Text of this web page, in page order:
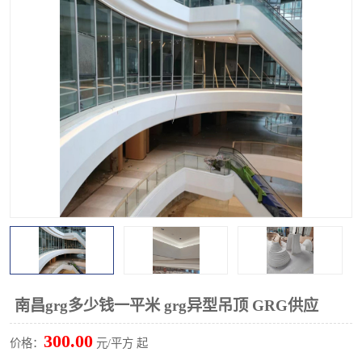
南昌grg多少钱一平米 grg异型吊顶 GRG供应
价格： 300.00 元/平方 起
GRG造型 GRC厂家
GRG吊顶 GRG材料生产厂家
UHPC幕墙板
UHPC树池坐凳